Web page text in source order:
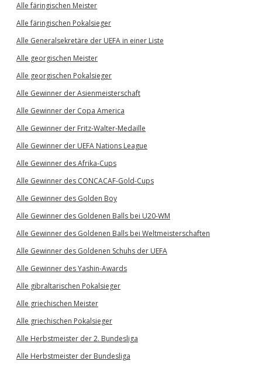
Alle färingischen Meister
Alle färingischen Pokalsieger
Alle Generalsekretäre der UEFA in einer Liste
Alle georgischen Meister
Alle georgischen Pokalsieger
Alle Gewinner der Asienmeisterschaft
Alle Gewinner der Copa America
Alle Gewinner der Fritz-Walter-Medaille
Alle Gewinner der UEFA Nations League
Alle Gewinner des Afrika-Cups
Alle Gewinner des CONCACAF-Gold-Cups
Alle Gewinner des Golden Boy
Alle Gewinner des Goldenen Balls bei U20-WM
Alle Gewinner des Goldenen Balls bei Weltmeisterschaften
Alle Gewinner des Goldenen Schuhs der UEFA
Alle Gewinner des Yashin-Awards
Alle gibraltarischen Pokalsieger
Alle griechischen Meister
Alle griechischen Pokalsieger
Alle Herbstmeister der 2. Bundesliga
Alle Herbstmeister der Bundesliga